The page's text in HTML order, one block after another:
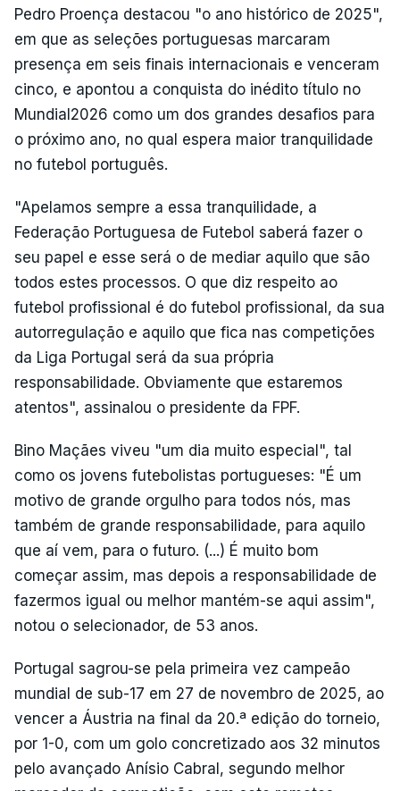
Pedro Proença destacou "o ano histórico de 2025",
em que as seleções portuguesas marcaram
presença em seis finais internacionais e venceram
cinco, e apontou a conquista do inédito título no
Mundial2026 como um dos grandes desafios para
o próximo ano, no qual espera maior tranquilidade
no futebol português.
"Apelamos sempre a essa tranquilidade, a
Federação Portuguesa de Futebol saberá fazer o
seu papel e esse será o de mediar aquilo que são
todos estes processos. O que diz respeito ao
futebol profissional é do futebol profissional, da sua
autorregulação e aquilo que fica nas competições
da Liga Portugal será da sua própria
responsabilidade. Obviamente que estaremos
atentos", assinalou o presidente da FPF.
Bino Maçães viveu "um dia muito especial", tal
como os jovens futebolistas portugueses: "É um
motivo de grande orgulho para todos nós, mas
também de grande responsabilidade, para aquilo
que aí vem, para o futuro. (...) É muito bom
começar assim, mas depois a responsabilidade de
fazermos igual ou melhor mantém-se aqui assim",
notou o selecionador, de 53 anos.
Portugal sagrou-se pela primeira vez campeão
mundial de sub-17 em 27 de novembro de 2025, ao
vencer a Áustria na final da 20.ª edição do torneio,
por 1-0, com um golo concretizado aos 32 minutos
pelo avançado Anísio Cabral, segundo melhor